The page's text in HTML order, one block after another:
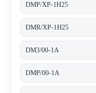
DMP/XP-1H25
DMR/XP-1H25
DM3/00-1A
DMP/00-1A